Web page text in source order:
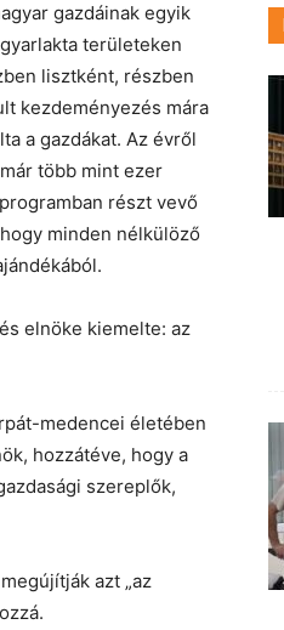
gazdáinak egyik
területeken
lisztként, részben
kezdeményezés mára
a gazdákat. Az évről
több mint ezer
részt vevő
minden nélkülöző
elnöke kiemelte: az
medencei életében
hozzátéve, hogy a
szereplők,
azt „az